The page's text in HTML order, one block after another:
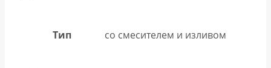
Тип со смесителем и изливом